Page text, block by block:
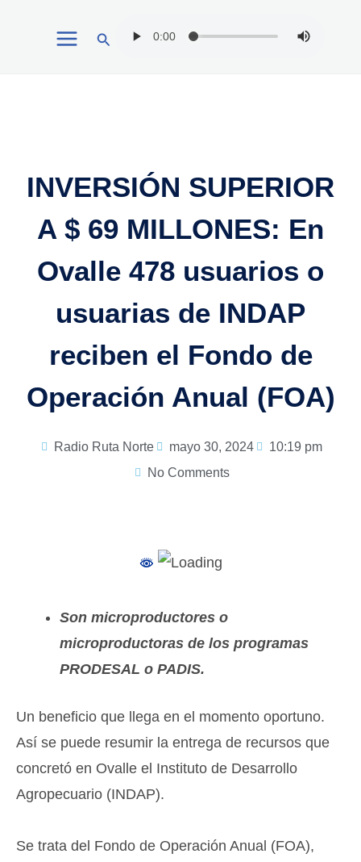
Buscar
INVERSIÓN SUPERIOR
A $ 69 MILLONES: En
Ovalle 478 usuarios o
usuarias de INDAP
reciben el Fondo de
Operación Anual (FOA)
Radio Ruta Norte mayo 30, 2024
10:19 pm
No Comments
Son microproductores o
microproductoras de los programas
PRODESAL o PADIS.
Un beneficio que llega en el momento oportuno.
Así se puede resumir la entrega de recursos que
concretó en Ovalle el Instituto de Desarrollo
Agropecuario (INDAP).
Se trata del Fondo de Operación Anual (FOA),